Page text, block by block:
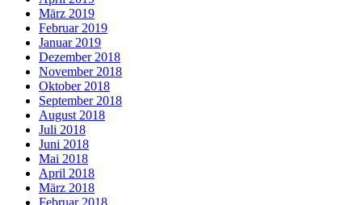
März 2019
Februar 2019
Januar 2019
Dezember 2018
November 2018
Oktober 2018
September 2018
August 2018
Juli 2018
Juni 2018
Mai 2018
April 2018
März 2018
Februar 2018